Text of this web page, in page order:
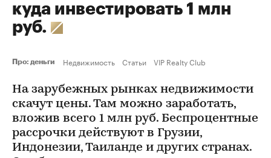
куда инвестировать 1 млн
руб.
Про: деньги Недвижимость Статьи VIP Realty Club
На зарубежных рынках недвижимости
скачут цены. Там можно заработать,
вложив всего 1 млн руб. Беспроцентные
рассрочки действуют в Грузии,
Индонезии, Таиланде и других странах.